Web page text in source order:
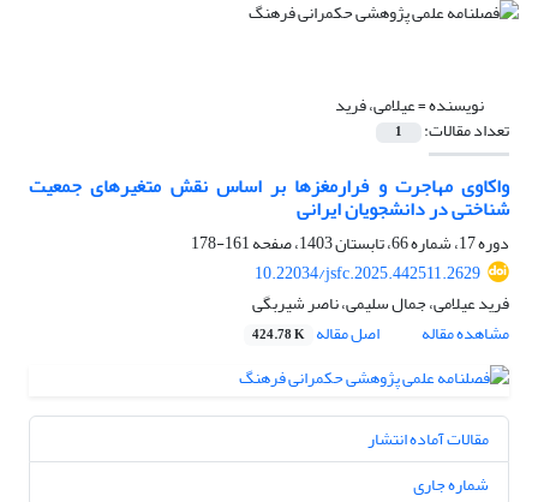
نویسنده =عیلامی، فرید
تعداد مقالات: 1
واکاوی مهاجرت و فرارمغزها بر اساس نقش متغیرهای جمعیت
شناختی در دانشجویان ایرانی
دوره 17، شماره 66، تابستان 1403، صفحه
161-178
10.22034/jsfc.2025.442511.2629
فرید عیلامی، جمال سلیمی، ناصر شیربگی
مشاهده مقاله
اصل مقاله 424.78 K
مقالات آماده انتشار
شماره جاری